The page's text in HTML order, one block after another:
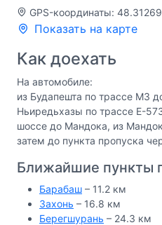
GPS-координаты:
Показать на карте
Как доехать
На автомобиле:
из Будапешта по трассе М3
Ньиредьхазы по трассе E-
шоссе до Мандока, из
затем до пункта пропуска
Ближайшие пункты
Барабаш – 11.2 км
Захонь – 16.8 км
Берегшурань – 24.3 км